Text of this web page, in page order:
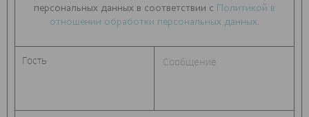
персональных данных в соответствии с Политикой в
отношении обработки персональных данных